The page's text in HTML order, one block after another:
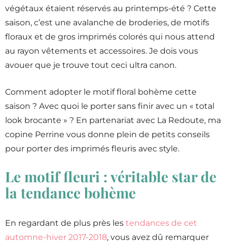
végétaux étaient réservés au printemps-été ? Cette
saison, c’est une avalanche de broderies, de motifs
floraux et de gros imprimés colorés qui nous attend
au rayon vêtements et accessoires. Je dois vous
avouer que je trouve tout ceci ultra canon.
Comment adopter le motif floral bohème cette
saison ? Avec quoi le porter sans finir avec un « total
look brocante » ? En partenariat avec La Redoute, ma
copine Perrine vous donne plein de petits conseils
pour porter des imprimés fleuris avec style.
Le motif fleuri : véritable star de
la tendance bohème
En regardant de plus près les tendances de cet
automne-hiver 2017-2018, vous avez dû remarquer